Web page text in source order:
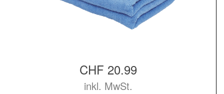
CHF 20.99
inkl. MwSt.